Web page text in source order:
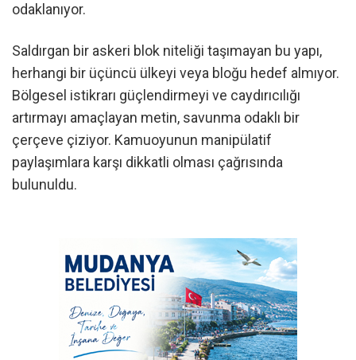
odaklanıyor.
Saldırgan bir askeri blok niteliği taşımayan bu yapı,
herhangi bir üçüncü ülkeyi veya bloğu hedef almıyor.
Bölgesel istikrarı güçlendirmeyi ve caydırıcılığı
artırmayı amaçlayan metin, savunma odaklı bir
çerçeve çiziyor. Kamuoyunun manipülatif
paylaşımlara karşı dikkatli olması çağrısında
bulunuldu.